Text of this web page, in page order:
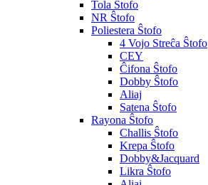
Tola Ŝtofo
NR Ŝtofo
Poliestera Ŝtofo
4 Vojo Streĉa Ŝtofo
CEY
Ĉifona Ŝtofo
Dobby Ŝtofo
Aliaj
Satena Ŝtofo
Rayona Ŝtofo
Challis Ŝtofo
Krepa Ŝtofo
Dobby&Jacquard
Likra Ŝtofo